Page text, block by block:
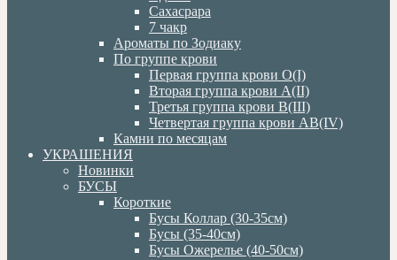
Сахасрара
7 чакр
Ароматы по Зодиаку
По группе крови
Первая группа крови О(I)
Вторая группа крови А(II)
Третья группа крови В(III)
Четвертая группа крови АВ(IV)
Камни по месяцам
УКРАШЕНИЯ
Новинки
БУСЫ
Короткие
Бусы Коллар (30-35см)
Бусы (35-40см)
Бусы Ожерелье (40-50см)